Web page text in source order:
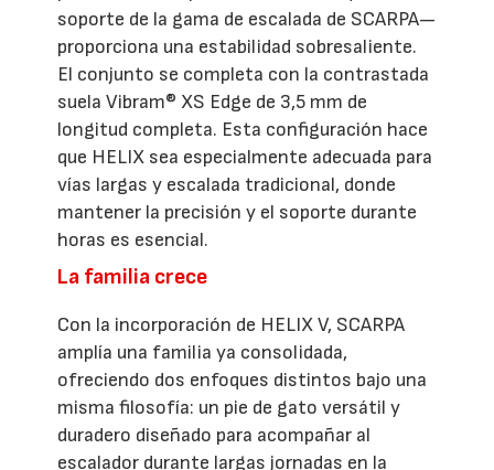
soporte de la gama de escalada de SCARPA—
proporciona una estabilidad sobresaliente.
El conjunto se completa con la contrastada
suela Vibram® XS Edge de 3,5 mm de
longitud completa. Esta configuración hace
que HELIX sea especialmente adecuada para
vías largas y escalada tradicional, donde
mantener la precisión y el soporte durante
horas es esencial.
La familia crece
Con la incorporación de HELIX V, SCARPA
amplía una familia ya consolidada,
ofreciendo dos enfoques distintos bajo una
misma filosofía: un pie de gato versátil y
duradero diseñado para acompañar al
escalador durante largas jornadas en la